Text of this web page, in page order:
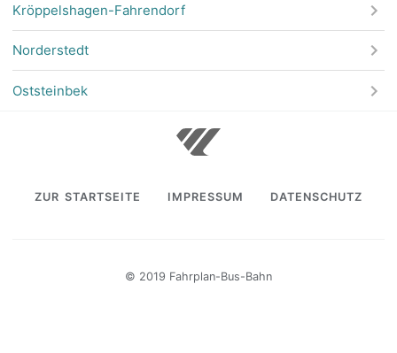
Kröppelshagen-Fahrendorf
Norderstedt
Oststeinbek
ZUR STARTSEITE IMPRESSUM DATENSCHUTZ
© 2019 Fahrplan-Bus-Bahn